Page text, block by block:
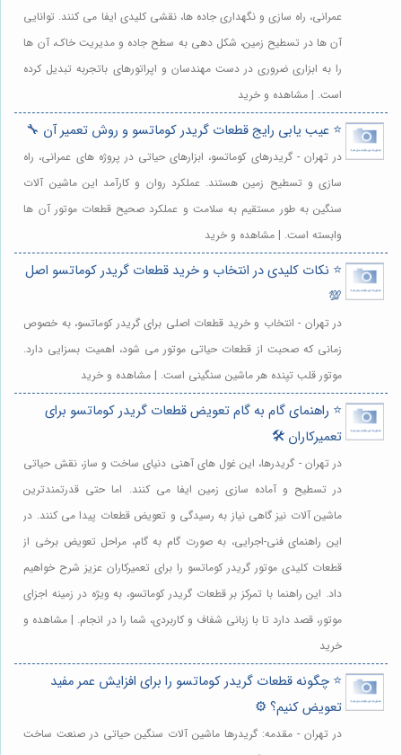
عمرانی، راه سازی و نگهداری جاده ها، نقشی کلیدی ایفا می کنند. توانایی
آن ها در تسطیح زمین، شکل دهی به سطح جاده و مدیریت خاک، آن ها
را به ابزاری ضروری در دست مهندسان و اپراتورهای باتجربه تبدیل کرده
است. | مشاهده و خرید
⭐️ عیب یابی رایج قطعات گریدر کوماتسو و روش تعمیر آن 🔧
در تهران - گریدرهای کوماتسو، ابزارهای حیاتی در پروژه های عمرانی، راه
سازی و تسطیح زمین هستند. عملکرد روان و کارآمد این ماشین آلات
سنگین به طور مستقیم به سلامت و عملکرد صحیح قطعات موتور آن ها
وابسته است. | مشاهده و خرید
⭐️ نکات کلیدی در انتخاب و خرید قطعات گریدر کوماتسو اصل
💯
در تهران - انتخاب و خرید قطعات اصلی برای گریدر کوماتسو، به خصوص
زمانی که صحبت از قطعات حیاتی موتور می شود، اهمیت بسزایی دارد.
موتور قلب تپنده هر ماشین سنگینی است. | مشاهده و خرید
⭐️ راهنمای گام به گام تعویض قطعات گریدر کوماتسو برای
تعمیرکاران 🛠️
در تهران - گریدرها، این غول های آهنی دنیای ساخت و ساز، نقش حیاتی
در تسطیح و آماده سازی زمین ایفا می کنند. اما حتی قدرتمندترین
ماشین آلات نیز گاهی نیاز به رسیدگی و تعویض قطعات پیدا می کنند. در
این راهنمای فنی-اجرایی، به صورت گام به گام، مراحل تعویض برخی از
قطعات کلیدی موتور گریدر کوماتسو را برای تعمیرکاران عزیز شرح خواهیم
داد. این راهنما با تمرکز بر قطعات گریدر کوماتسو، به ویژه در زمینه اجزای
موتور، قصد دارد تا با زبانی شفاف و کاربردی، شما را در انجام. | مشاهده و
خرید
⭐️ چگونه قطعات گریدر کوماتسو را برای افزایش عمر مفید
تعویض کنیم؟ ⚙️
در تهران - مقدمه: گریدرها ماشین آلات سنگین حیاتی در صنعت ساخت